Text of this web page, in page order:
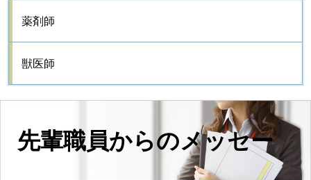
先輩職員からのメッセー
薬剤師
獣医師